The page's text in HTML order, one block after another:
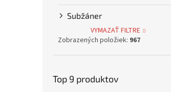
Subžáner
VYMAZAŤ FILTRE
Zobrazených položiek: 967
Top 9 produktov